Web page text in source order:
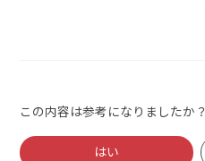
この内容は参考になりましたか？
はい